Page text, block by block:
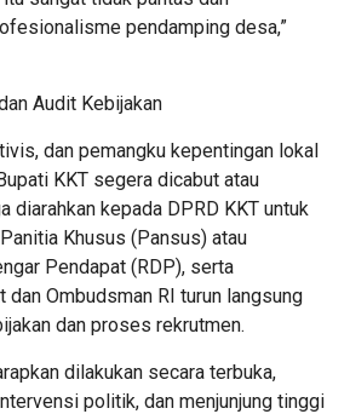
pendamping desa,”
Audit Kebijakan
dan pemangku kepentingan lokal
KKT segera dicabut atau
diarahkan kepada DPRD KKT untuk
Khusus (Pansus) atau
Pendapat (RDP), serta
Ombudsman RI turun langsung
dan proses rekrutmen.
dilakukan secara terbuka,
politik, dan menjunjung tinggi